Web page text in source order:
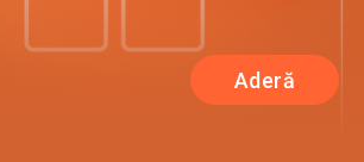
Aderă